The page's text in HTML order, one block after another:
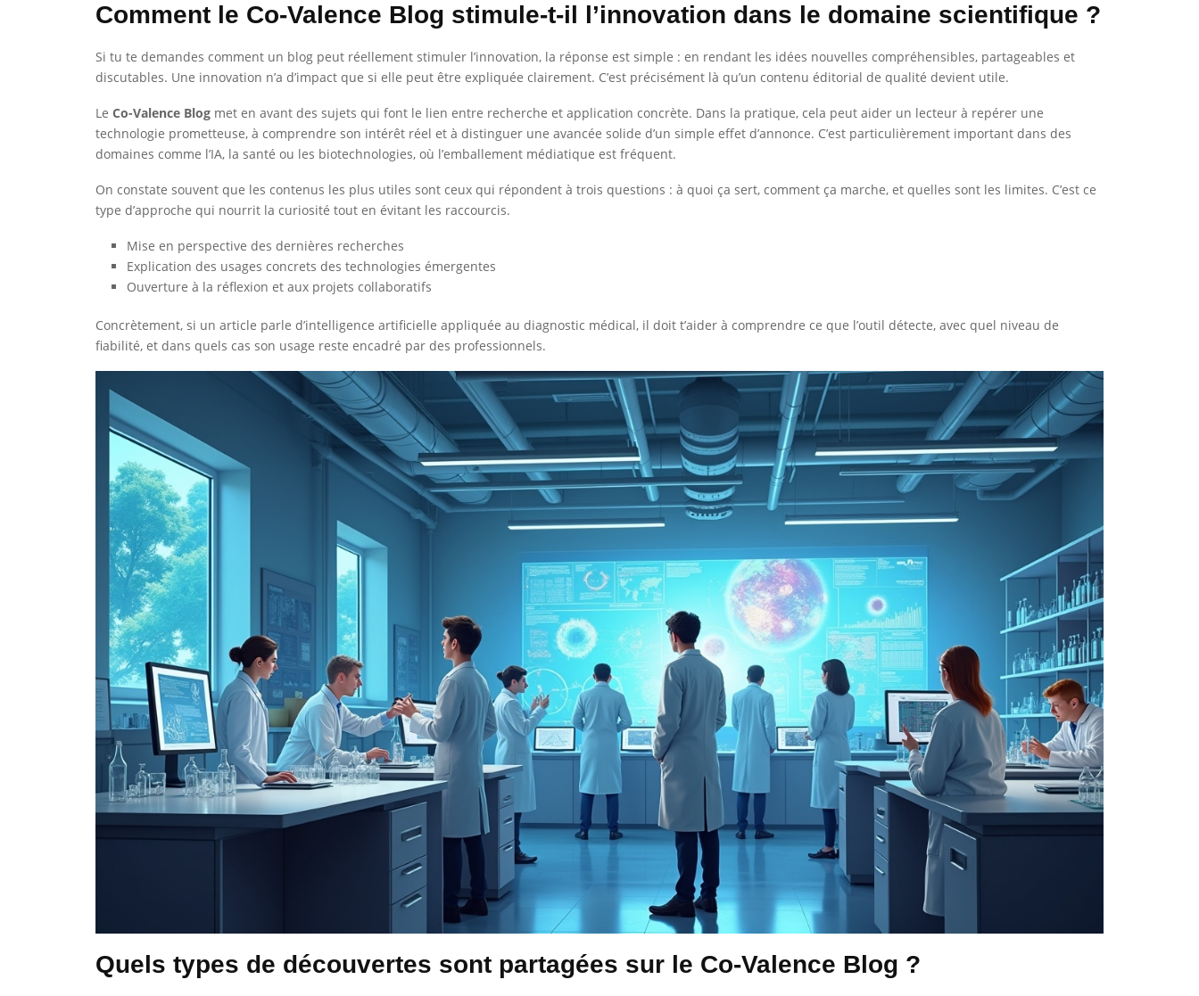
Comment le Co-Valence Blog stimule-t-il l’innovation dans le domaine scientifique ?
Si tu te demandes comment un blog peut réellement stimuler l’innovation, la réponse est simple : en rendant les idées nouvelles compréhensibles, partageables et
discutables. Une innovation n’a d’impact que si elle peut être expliquée clairement. C’est précisément là qu’un contenu éditorial de qualité devient utile.
Le Co-Valence Blog met en avant des sujets qui font le lien entre recherche et application concrète. Dans la pratique, cela peut aider un lecteur à repérer une
technologie prometteuse, à comprendre son intérêt réel et à distinguer une avancée solide d’un simple effet d’annonce. C’est particulièrement important dans des
domaines comme l’IA, la santé ou les biotechnologies, où l’emballement médiatique est fréquent.
On constate souvent que les contenus les plus utiles sont ceux qui répondent à trois questions : à quoi ça sert, comment ça marche, et quelles sont les limites. C’est ce
type d’approche qui nourrit la curiosité tout en évitant les raccourcis.
Mise en perspective des dernières recherches
Explication des usages concrets des technologies émergentes
Ouverture à la réflexion et aux projets collaboratifs
Concrètement, si un article parle d’intelligence artificielle appliquée au diagnostic médical, il doit t’aider à comprendre ce que l’outil détecte, avec quel niveau de
fiabilité, et dans quels cas son usage reste encadré par des professionnels.
Quels types de découvertes sont partagées sur le Co-Valence Blog ?